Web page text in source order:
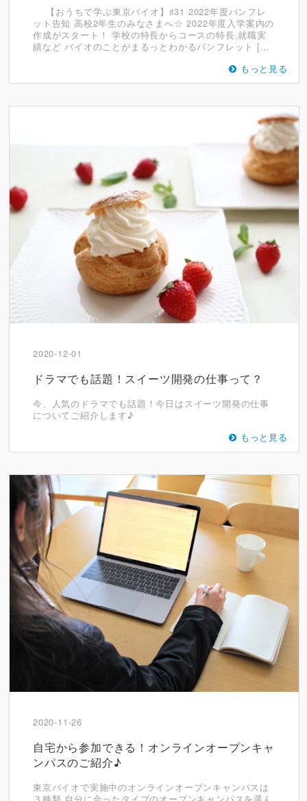
【おうちで学ぶ東京バイオ】♯31 2022年度パンフレ
ット告知 高校2年生のみなさまへ☆ 2022年度入学案内の
作成がスタート！ 学校の特長からコースの特長,就職実
績など バイオのことがまるっとわかるパンフレット […
もっと見る
2020-12-01
ドラマでも話題！スイーツ開発の仕事って？
今、人気のドラマでも話題！今日はスイーツ開発の仕事
についてご紹介します♪
もっと見る
2020-11-26
自宅から参加できる！オンラインオープンキャ
ンパスのご紹介♪
東京バイオで実施中のオンラインオープンキャンパスは